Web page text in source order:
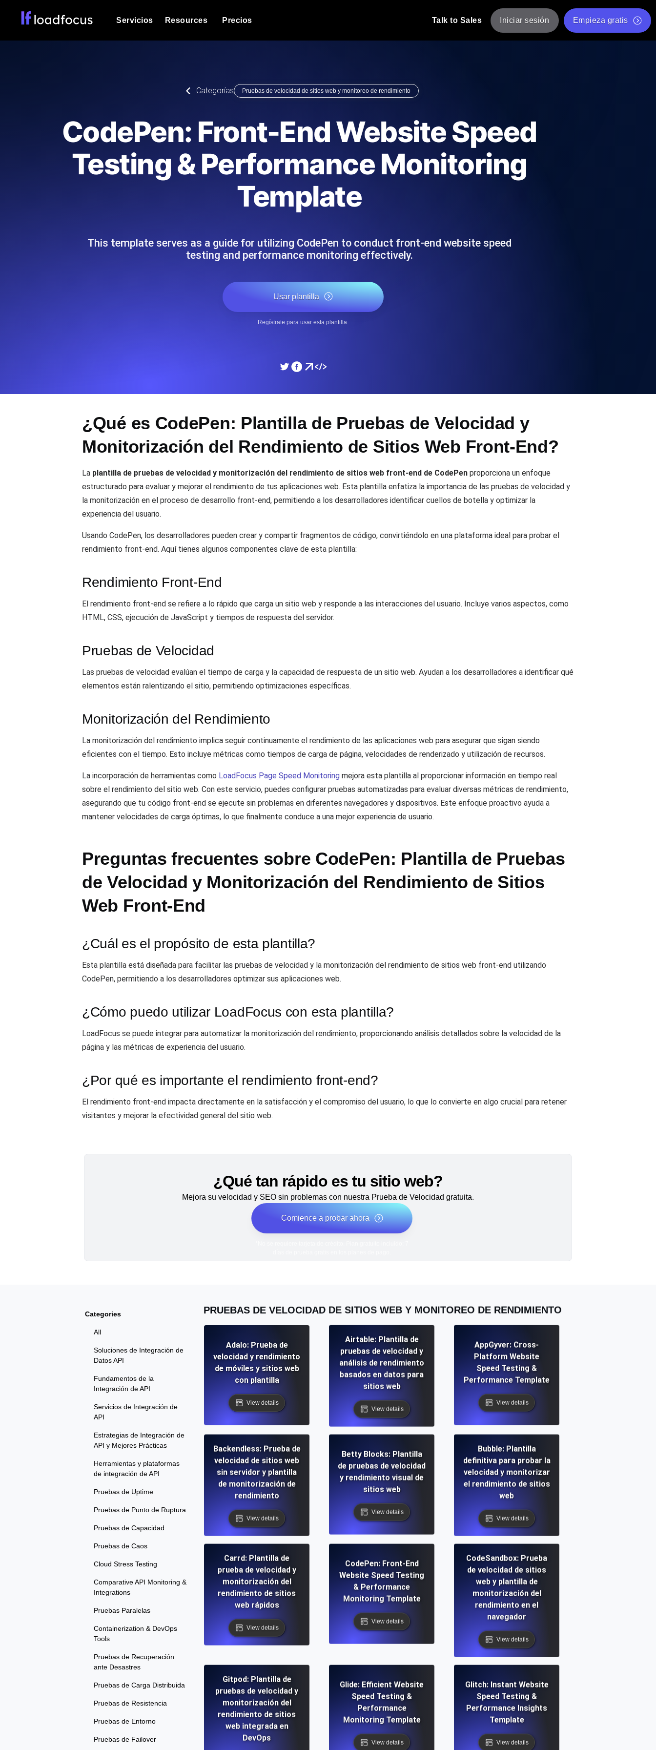
Servicios
ubicaciones cloud con análisis de IA.
tecnológico.
Load testing liderado por expertos: escribimos los scripts JMeter o k6,
los ejecutamos a escala y entregamos el informe.
Sondas always-on de uptime y rendimiento desde 25+ ubicaciones.
Detecta caídas antes que tus usuarios.
Uptime Monitoring para sitios web y APIs. Gratis para empezar.
Checks automáticos de certificados SSL y alertas de caducidad.
Gratis para empezar.
Heartbeat monitoring para cron jobs y tareas programadas. Gratis
DNS Monitoring
Monitores como YAML, JS y MCP
Resources
Documentación
Explorar categorías de
glosario
Explorar categorías de
alternativas
Blog de producto
Leer más en el blog
Leer más en el blog
Comprobador de estado de API
Comprobador de Core Web Vitals
Lista de herramientas web gratuitas
Precios Talk to Sales Iniciar sesión Empieza gratis
Categorías Pruebas de velocidad de sitios web y monitoreo de rendimiento
CodePen: Front-End Website Speed
Testing & Performance Monitoring
Template
This template serves as a guide for utilizing CodePen to conduct front-end website speed
testing and performance monitoring effectively.
Usar plantilla
Regístrate para usar esta plantilla.
¿Qué es CodePen: Plantilla de Pruebas de Velocidad y
Monitorización del Rendimiento de Sitios Web Front-End?
La plantilla de pruebas de velocidad y monitorización del rendimiento de sitios web front-end de CodePen proporciona un enfoque
estructurado para evaluar y mejorar el rendimiento de tus aplicaciones web. Esta plantilla enfatiza la importancia de las pruebas de velocidad y
la monitorización en el proceso de desarrollo front-end, permitiendo a los desarrolladores identificar cuellos de botella y optimizar la
experiencia del usuario.
Usando CodePen, los desarrolladores pueden crear y compartir fragmentos de código, convirtiéndolo en una plataforma ideal para probar el
rendimiento front-end. Aquí tienes algunos componentes clave de esta plantilla:
Rendimiento Front-End
El rendimiento front-end se refiere a lo rápido que carga un sitio web y responde a las interacciones del usuario. Incluye varios aspectos, como
HTML, CSS, ejecución de JavaScript y tiempos de respuesta del servidor.
Pruebas de Velocidad
Las pruebas de velocidad evalúan el tiempo de carga y la capacidad de respuesta de un sitio web. Ayudan a los desarrolladores a identificar qué
elementos están ralentizando el sitio, permitiendo optimizaciones específicas.
Monitorización del Rendimiento
La monitorización del rendimiento implica seguir continuamente el rendimiento de las aplicaciones web para asegurar que sigan siendo
eficientes con el tiempo. Esto incluye métricas como tiempos de carga de página, velocidades de renderizado y utilización de recursos.
La incorporación de herramientas como LoadFocus Page Speed Monitoring mejora esta plantilla al proporcionar información en tiempo real
sobre el rendimiento del sitio web. Con este servicio, puedes configurar pruebas automatizadas para evaluar diversas métricas de rendimiento,
asegurando que tu código front-end se ejecute sin problemas en diferentes navegadores y dispositivos. Este enfoque proactivo ayuda a
mantener velocidades de carga óptimas, lo que finalmente conduce a una mejor experiencia de usuario.
Preguntas frecuentes sobre CodePen: Plantilla de Pruebas
de Velocidad y Monitorización del Rendimiento de Sitios
Web Front-End
¿Cuál es el propósito de esta plantilla?
Esta plantilla está diseñada para facilitar las pruebas de velocidad y la monitorización del rendimiento de sitios web front-end utilizando
CodePen, permitiendo a los desarrolladores optimizar sus aplicaciones web.
¿Cómo puedo utilizar LoadFocus con esta plantilla?
LoadFocus se puede integrar para automatizar la monitorización del rendimiento, proporcionando análisis detallados sobre la velocidad de la
página y las métricas de experiencia del usuario.
¿Por qué es importante el rendimiento front-end?
El rendimiento front-end impacta directamente en la satisfacción y el compromiso del usuario, lo que lo convierte en algo crucial para retener
visitantes y mejorar la efectividad general del sitio web.
¿Qué tan rápido es tu sitio web?
Mejora su velocidad y SEO sin problemas con nuestra Prueba de Velocidad gratuita.
Comience a probar ahora
Categories
All
Soluciones de Integración de
Datos API
Fundamentos de la
Integración de API
Servicios de Integración de
API
Estrategias de Integración de
API y Mejores Prácticas
Herramientas y plataformas
de integración de API
Pruebas de Uptime
Pruebas de Punto de Ruptura
Pruebas de Capacidad
Pruebas de Caos
Cloud Stress Testing
Comparative API Monitoring &
Integrations
Pruebas Paralelas
Containerization & DevOps
Tools
Pruebas de Recuperación
ante Desastres
Pruebas de Carga Distribuida
Pruebas de Resistencia
Pruebas de Entorno
Pruebas de Failover
PRUEBAS DE VELOCIDAD DE SITIOS WEB Y MONITOREO DE RENDIMIENTO
Adalo: Prueba de
velocidad y rendimiento
de móviles y sitios web
con plantilla
View details
Airtable: Plantilla de
pruebas de velocidad y
análisis de rendimiento
basados en datos para
sitios web
View details
AppGyver: Cross-
Platform Website
Speed Testing &
Performance Template
View details
Backendless: Prueba de
velocidad de sitios web
sin servidor y plantilla
de monitorización de
rendimiento
View details
Betty Blocks: Plantilla
de pruebas de velocidad
y rendimiento visual de
sitios web
View details
Bubble: Plantilla
definitiva para probar la
velocidad y monitorizar
el rendimiento de sitios
web
View details
Carrd: Plantilla de
prueba de velocidad y
monitorización del
rendimiento de sitios
web rápidos
View details
CodePen: Front-End
Website Speed Testing
& Performance
Monitoring Template
View details
CodeSandbox: Prueba
de velocidad de sitios
web y plantilla de
monitorización del
rendimiento en el
navegador
View details
Gitpod: Plantilla de
pruebas de velocidad y
monitorización del
rendimiento de sitios
web integrada en
DevOps
Glide: Efficient Website
Speed Testing &
Performance
Monitoring Template
View details
Glitch: Instant Website
Speed Testing &
Performance Insights
Template
View details